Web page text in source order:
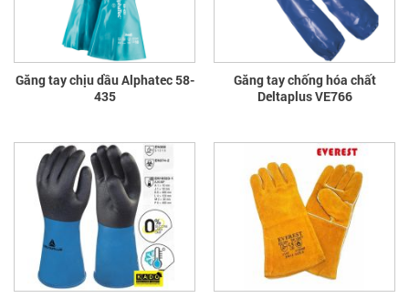
Găng tay chịu dầu Alphatec 58-
435
Găng tay chống hóa chất
Deltaplus VE766